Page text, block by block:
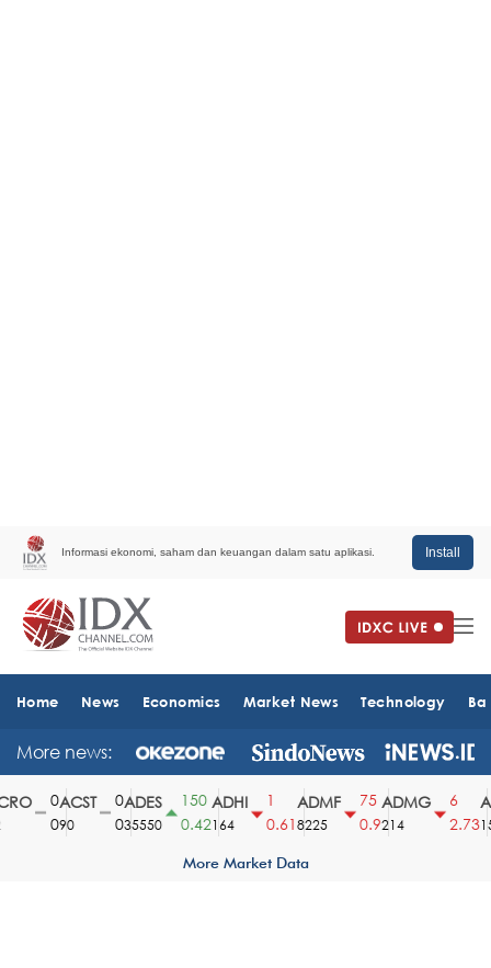
Informasi ekonomi, saham dan keuangan dalam satu aplikasi. Install
Home News Economics Market News Technology
More news:
ACST
90
ADES
35550
150
0.42
ADHI
164
0.61
ADMF
8225
75
0.9
ADMG
214
2.73
More Market Data